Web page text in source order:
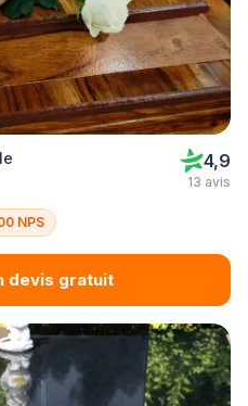
4,9
13 avis
NPS
devis gratuit